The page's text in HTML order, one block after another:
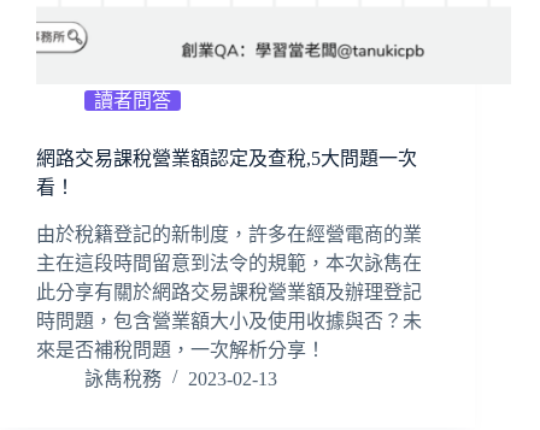
讀者問答
網路交易課稅營業額認定及查稅,5大問題一次
看！
由於稅籍登記的新制度，許多在經營電商的業
主在這段時間留意到法令的規範，本次詠雋在
此分享有關於網路交易課稅營業額及辦理登記
時問題，包含營業額大小及使用收據與否？未
來是否補稅問題，一次解析分享！
詠雋稅務
2023-02-13